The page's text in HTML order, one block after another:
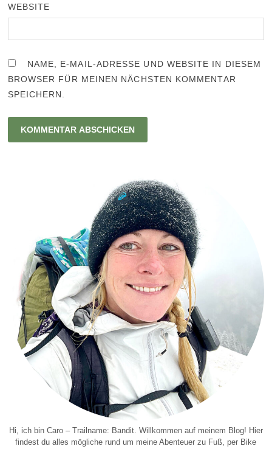
WEBSITE
NAME, E-MAIL-ADRESSE UND WEBSITE IN DIESEM
BROWSER FÜR MEINEN NÄCHSTEN KOMMENTAR
SPEICHERN.
Hi, ich bin Caro – Trailname: Bandit. Willkommen auf meinem Blog! Hier
findest du alles mögliche rund um meine Abenteuer zu Fuß, per Bike